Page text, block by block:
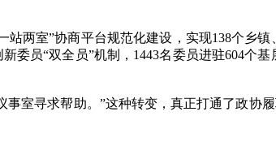
室”协商平台规范化建设，实现138个乡镇
员“双全员”机制，1443名委员进驻604个
寻求帮助。”这种转变，真正打通了政协履